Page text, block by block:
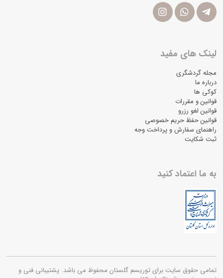
لینک های مفید
مجله گردشگری
درباره ما
کوکی ها
قوانین و مقررات
قوانین لغو رزرو
قوانین حفظ حریم خصوصی
راهنمای سفارش و پرداخت وجه
ثبت شکایت
به ما اعتماد کنید
تمامی حقوق سایت برای توریسم گلستان محفوظ می باشد. پشتیبانی فنی و